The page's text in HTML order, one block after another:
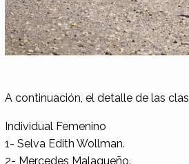
A continuación, el detalle de las
Individual Femenino
1- Selva Edith Wollman.
2- Mercedes Malagueño.